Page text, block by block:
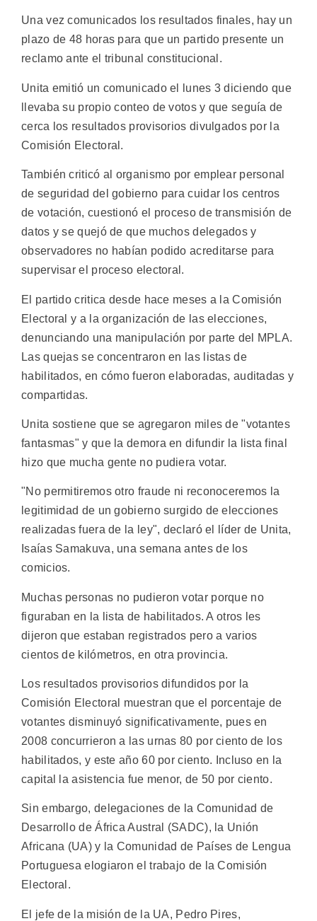
Una vez comunicados los resultados finales, hay un
plazo de 48 horas para que un partido presente un
reclamo ante el tribunal constitucional.
Unita emitió un comunicado el lunes 3 diciendo que
llevaba su propio conteo de votos y que seguía de
cerca los resultados provisorios divulgados por la
Comisión Electoral.
También criticó al organismo por emplear personal
de seguridad del gobierno para cuidar los centros
de votación, cuestionó el proceso de transmisión de
datos y se quejó de que muchos delegados y
observadores no habían podido acreditarse para
supervisar el proceso electoral.
El partido critica desde hace meses a la Comisión
Electoral y a la organización de las elecciones,
denunciando una manipulación por parte del MPLA.
Las quejas se concentraron en las listas de
habilitados, en cómo fueron elaboradas, auditadas y
compartidas.
Unita sostiene que se agregaron miles de "votantes
fantasmas" y que la demora en difundir la lista final
hizo que mucha gente no pudiera votar.
"No permitiremos otro fraude ni reconoceremos la
legitimidad de un gobierno surgido de elecciones
realizadas fuera de la ley", declaró el líder de Unita,
Isaías Samakuva, una semana antes de los
comicios.
Muchas personas no pudieron votar porque no
figuraban en la lista de habilitados. A otros les
dijeron que estaban registrados pero a varios
cientos de kilómetros, en otra provincia.
Los resultados provisorios difundidos por la
Comisión Electoral muestran que el porcentaje de
votantes disminuyó significativamente, pues en
2008 concurrieron a las urnas 80 por ciento de los
habilitados, y este año 60 por ciento. Incluso en la
capital la asistencia fue menor, de 50 por ciento.
Sin embargo, delegaciones de la Comunidad de
Desarrollo de África Austral (SADC), la Unión
Africana (UA) y la Comunidad de Países de Lengua
Portuguesa elogiaron el trabajo de la Comisión
Electoral.
El jefe de la misión de la UA, Pedro Pires,